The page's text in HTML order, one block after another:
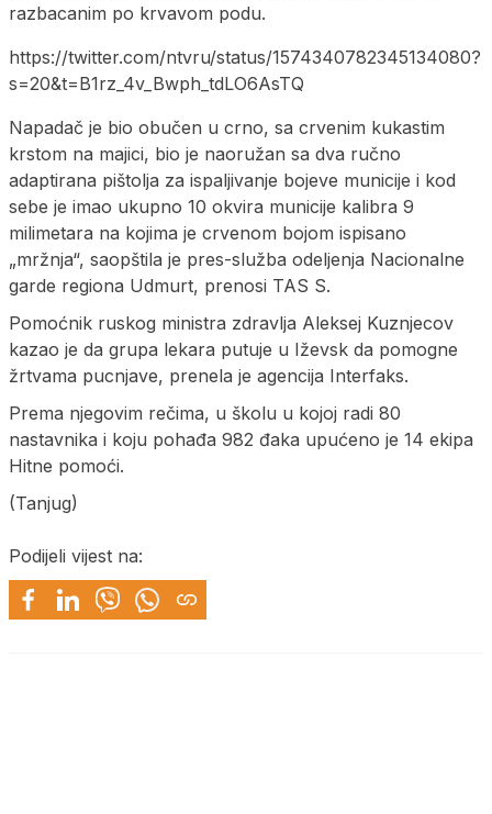
razbacanim po krvavom podu.
https://twitter.com/ntvru/status/1574340782345134080?
s=20&t=B1rz_4v_Bwph_tdLO6AsTQ
Napadač je bio obučen u crno, sa crvenim kukastim
krstom na majici, bio je naoružan sa dva ručno
adaptirana pištolja za ispaljivanje bojeve municije i kod
sebe je imao ukupno 10 okvira municije kalibra 9
milimetara na kojima je crvenom bojom ispisano
„mržnja“, saopštila je pres-služba odeljenja Nacionalne
garde regiona Udmurt, prenosi TAS S.
Pomoćnik ruskog ministra zdravlja Aleksej Kuznjecov
kazao je da grupa lekara putuje u Iževsk da pomogne
žrtvama pucnjave, prenela je agencija Interfaks.
Prema njegovim rečima, u školu u kojoj radi 80
nastavnika i koju pohađa 982 đaka upućeno je 14 ekipa
Hitne pomoći.
(Tanjug)
Podijeli vijest na: